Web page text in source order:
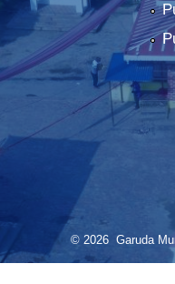
© 2026 Garuda